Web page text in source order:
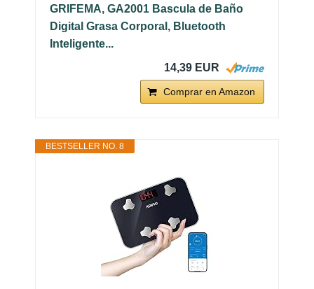
GRIFEMA, GA2001 Bascula de Baño
Digital Grasa Corporal, Bluetooth
Inteligente...
14,39 EUR
Comprar en Amazon
BESTSELLER NO. 8